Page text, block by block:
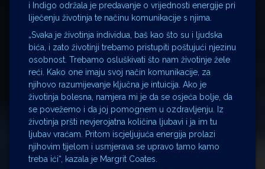
i Indigo održala je predavanje o vrijednosti energije pri
liječenju životinja te načinu komunikacije s njima.
„Svaka je životinja individua, baš kao što su i ljudska
bića, i zato životinji trebamo pristupiti poštujući njezinu
osobnost. Trebamo osluškivati što nam životinje žele
reći. Kako one imaju svoj način komunikacije, za
njihovo razumijevanje ključna je intuicija. Ako je
životinja bolesna, namjera mi je da se osjeća bolje, da
se povežemo i da joj pomognem u ozdravljenju. Iz
životinja pršti nevjerojatna količina ljubavi i ja im tu
ljubav vraćam. Pritom iscjeljujuća energija prolazi
njihovim tijelom i usmjerava se upravo tamo kamo
treba ići“, kazala je Margrit Coates.